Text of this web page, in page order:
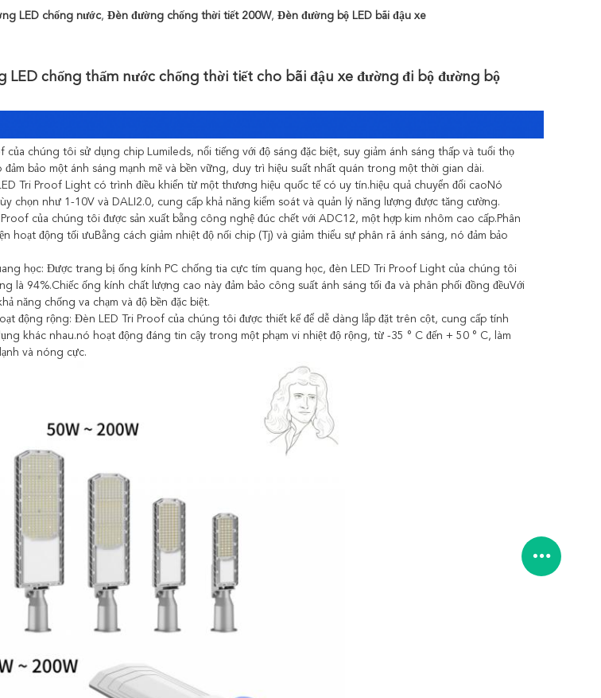
LED chống nước, Đèn đường chống thời tiết 200W, Đèn đường bộ LED bãi đậu xe
LED chống thấm nước chống thời tiết cho bãi đậu xe đường đi bộ đường bộ
của chúng tôi sử dụng chip Lumileds, nổi tiếng với độ sáng đặc biệt, suy giảm ánh sáng thấp và tuổi thọ
bảo một ánh sáng mạnh mẽ và bền vững, duy trì hiệu suất nhất quán trong một thời gian dài.
Tri Proof Light có trình điều khiển từ một thương hiệu quốc tế có uy tín.hiệu quả chuyển đổi caoNó
chọn như 1-10V và DALI2.0, cung cấp khả năng kiểm soát và quản lý năng lượng được tăng cường.
của chúng tôi được sản xuất bằng công nghệ đúc chết với ADC12, một hợp kim nhôm cao cấp.Phân
hoạt động tối ưuBằng cách giảm nhiệt độ nối chip (Tj) và giảm thiểu sự phân rã ánh sáng, nó đảm bảo
học: Được trang bị ống kính PC chống tia cực tím quang học, đèn LED Tri Proof Light của chúng tôi
là 94%.Chiếc ống kính chất lượng cao này đảm bảo công suất ánh sáng tối đa và phân phối đồng đềuVới
năng chống va chạm và độ bền đặc biệt.
động rộng: Đèn LED Tri Proof của chúng tôi được thiết kế để dễ dàng lắp đặt trên cột, cung cấp tính
khác nhau.nó hoạt động đáng tin cậy trong một phạm vi nhiệt độ rộng, từ -35 ° C đến + 50 ° C, làm
và nóng cực.